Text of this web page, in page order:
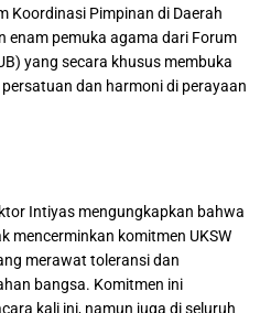
Koordinasi Pimpinan di Daerah
enam pemuka agama dari Forum
yang secara khusus membuka
dan harmoni di perayaan
Intiyas mengungkapkan bahwa
mencerminkan komitmen UKSW
merawat toleransi dan
bangsa. Komitmen ini
kali ini, namun juga di seluruh